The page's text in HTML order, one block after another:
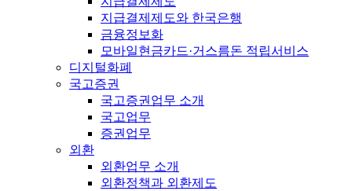
지급결제제도와 한국은행
금융정보화
모바일현금카드·거스름돈 적립서비스
디지털화폐
국고증권
국고증권업무 소개
국고업무
증권업무
외환
외환업무 소개
외환정책과 외환제도